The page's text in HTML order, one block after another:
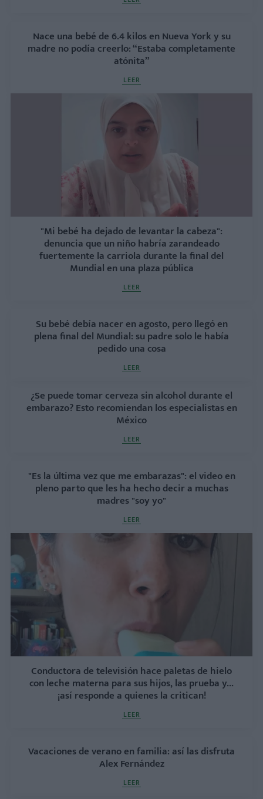
Nace una bebé de 6.4 kilos en Nueva York y su
madre no podía creerlo: “Estaba completamente
atónita”
LEER
"Mi bebé ha dejado de levantar la cabeza":
denuncia que un niño habría zarandeado
fuertemente la carriola durante la final del
Mundial en una plaza pública
LEER
Su bebé debía nacer en agosto, pero llegó en
plena final del Mundial: su padre solo le había
pedido una cosa
LEER
¿Se puede tomar cerveza sin alcohol durante el
embarazo? Esto recomiendan los especialistas en
México
LEER
"Es la última vez que me embarazas": el video en
pleno parto que les ha hecho decir a muchas
madres "soy yo"
LEER
Conductora de televisión hace paletas de hielo
con leche materna para sus hijos, las prueba y...
¡así responde a quienes la critican!
LEER
Vacaciones de verano en familia: así las disfruta
Alex Fernández
LEER